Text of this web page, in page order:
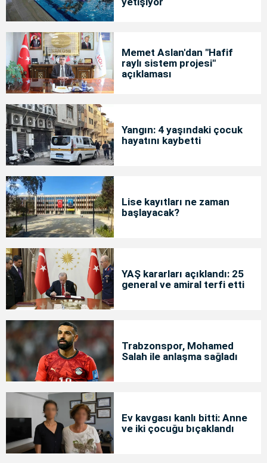
Memet Aslan'dan "Hafif
raylı sistem projesi"
açıklaması
Yangın: 4 yaşındaki çocuk
hayatını kaybetti
Lise kayıtları ne zaman
başlayacak?
YAŞ kararları açıklandı: 25
general ve amiral terfi etti
Trabzonspor, Mohamed
Salah ile anlaşma sağladı
Ev kavgası kanlı bitti: Anne
ve iki çocuğu bıçaklandı